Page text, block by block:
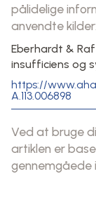
pålidelige
anvendte kilder:
Eberhardt &
insufficiens og
https://
A.113.006898
Ved at bruge
artiklen er
gennemgåede